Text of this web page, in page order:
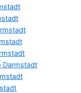
Darmstadt